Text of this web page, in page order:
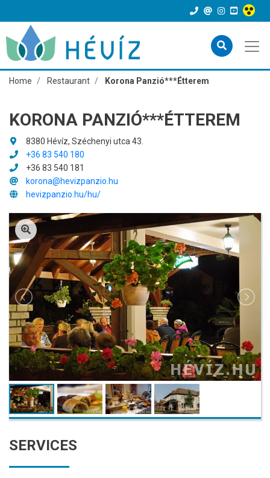
Home Restaurant Korona Panzió***Étterem
KORONA PANZIÓ***ÉTTEREM
8380 Hévíz, Széchenyi utca 43.
+36 83 540 180
+36 83 540 181
korona@hevizpanzio.hu
hevizpanzio.hu/hu/
SERVICES